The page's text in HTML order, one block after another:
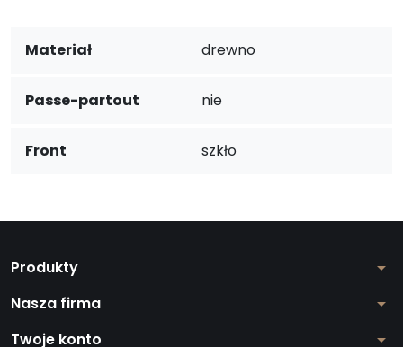
Materiał drewno
Passe-partout nie
Front szkło
Produkty arrow_drop_down
Nasza firma arrow_drop_down
Twoje konto arrow_drop_down